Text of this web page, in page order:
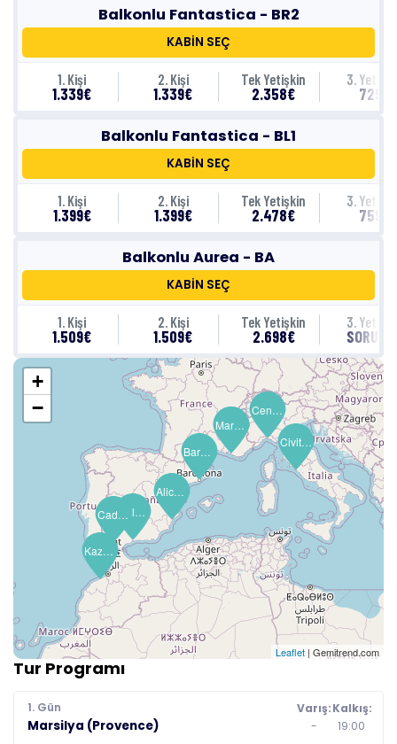
Balkonlu Fantastica - BR2
KABİN SEÇ
1. Kişi
1.339€
2. Kişi
1.339€
Tek Yetişkin
2.358€
3.
729€
Balkonlu Fantastica - BL1
KABİN SEÇ
1. Kişi
1.399€
2. Kişi
1.399€
Tek Yetişkin
2.478€
3.
759€
Balkonlu Aurea - BA
KABİN SEÇ
1. Kişi
1.509€
2. Kişi
1.509€
Tek Yetişkin
2.698€
3.
Marsilya (Provence)
Barselona
Cadiz (Seville)
Kazablanka (Marakeş)
Malaga (Granada)
Alicante
Civitavecchia (Roma)
Cenova (Portofino)
Marsilya (Provence)
+
−
Leaflet | Gemitrend.com
Tur Programı
1. Gün
Marsilya (Provence)
Varış:
-
Kalkış:
19:00